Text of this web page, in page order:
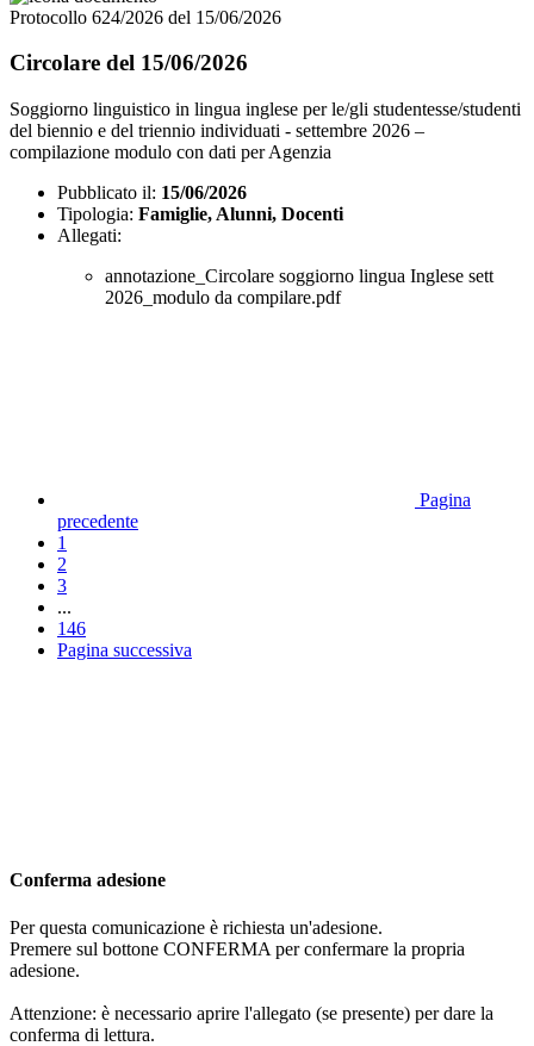
Protocollo 624/2026 del 15/06/2026
Circolare del 15/06/2026
Soggiorno linguistico in lingua inglese per le/gli studentesse/studenti
del biennio e del triennio individuati - settembre 2026 –
compilazione modulo con dati per Agenzia
Pubblicato il: 15/06/2026
Tipologia: Famiglie, Alunni, Docenti
Allegati:
annotazione_Circolare soggiorno lingua Inglese sett
2026_modulo da compilare.pdf
Pagina
precedente
1
2
3
...
146
Pagina successiva
Conferma adesione
Per questa comunicazione è richiesta un'adesione.
Premere sul bottone CONFERMA per confermare la propria
adesione.
Attenzione: è necessario aprire l'allegato (se presente) per dare la
conferma di lettura.